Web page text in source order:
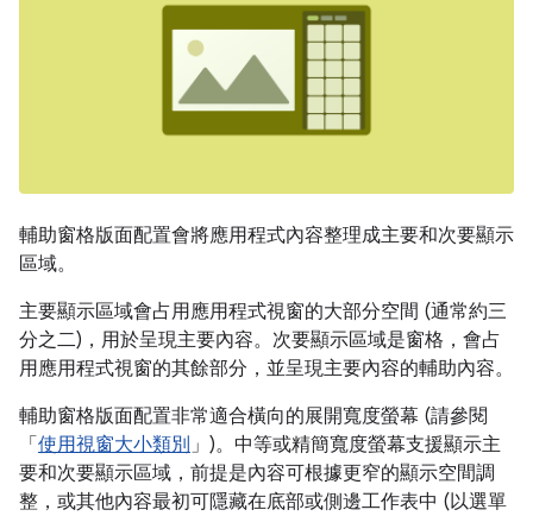
輔助窗格版面配置會將應用程式內容整理成主要和次要顯示
區域。
主要顯示區域會占用應用程式視窗的大部分空間 (通常約三
分之二)，用於呈現主要內容。次要顯示區域是窗格，會占
用應用程式視窗的其餘部分，並呈現主要內容的輔助內容。
輔助窗格版面配置非常適合橫向的展開寬度螢幕 (請參閱
「使用視窗大小類別 」)。中等或精簡寬度螢幕支援顯示主
要和次要顯示區域，前提是內容可根據更窄的顯示空間調
整，或其他內容最初可隱藏在底部或側邊工作表中 (以選單